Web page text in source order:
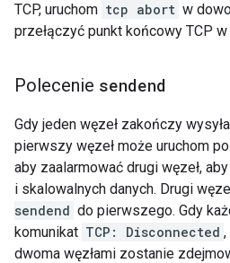
TCP, uruchom tcp abort w
przełączyć punkt końcowy TCP
Polecenie sendend
Gdy jeden węzeł zakończy
pierwszy węzeł może uruchom
aby zaalarmować drugi węzeł,
i skalowalnych danych. Drugi
sendend do pierwszego. Gdy
komunikat TCP: Disconnected
dwoma węzłami zostanie